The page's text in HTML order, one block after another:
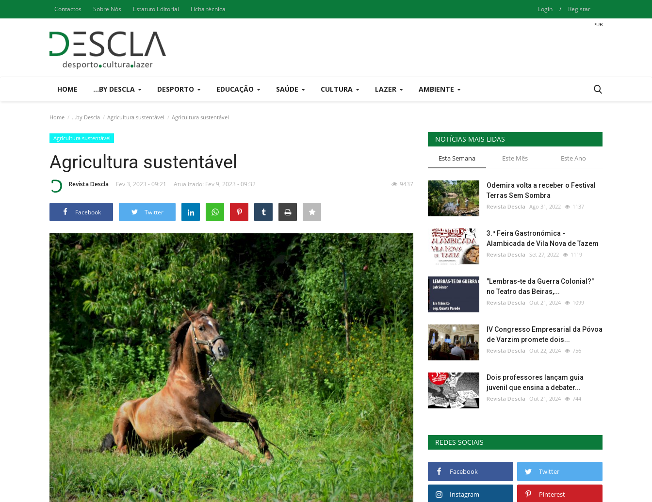
Contactos Sobre Nós Estatuto Editorial Ficha técnica Login / Registar
HOME ...BY DESCLA DESPORTO EDUCAÇÃO SAÚDE CULTURA LAZER AMBIENTE
Home ...by Descla Agricultura sustentável Agricultura sustentável
Agricultura sustentável
Agricultura sustentável
Revista Descla Fev 3, 2023 - 09:21 Atualizado: Fev 9, 2023 - 09:32 9437
Facebook Twitter
NOTÍCIAS MAIS LIDAS
Esta Semana Este Mês Este Ano
Odemira volta a receber o Festival
Terras Sem Sombra
Revista Descla Ago 31, 2022 1137
3.ª Feira Gastronómica -
Alambicada de Vila Nova de Tazem
Revista Descla Set 27, 2022 1119
"Lembras-te da Guerra Colonial?"
no Teatro das Beiras,...
Revista Descla Out 21, 2024 1099
IV Congresso Empresarial da Póvoa
de Varzim promete dois...
Revista Descla Out 22, 2024 756
Dois professores lançam guia
juvenil que ensina a debater...
Revista Descla Out 21, 2024 744
REDES SOCIAIS
Facebook Twitter
Instagram Pinterest